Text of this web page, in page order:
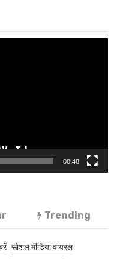
08:48
Trending
सोशल मीडिया वायरल